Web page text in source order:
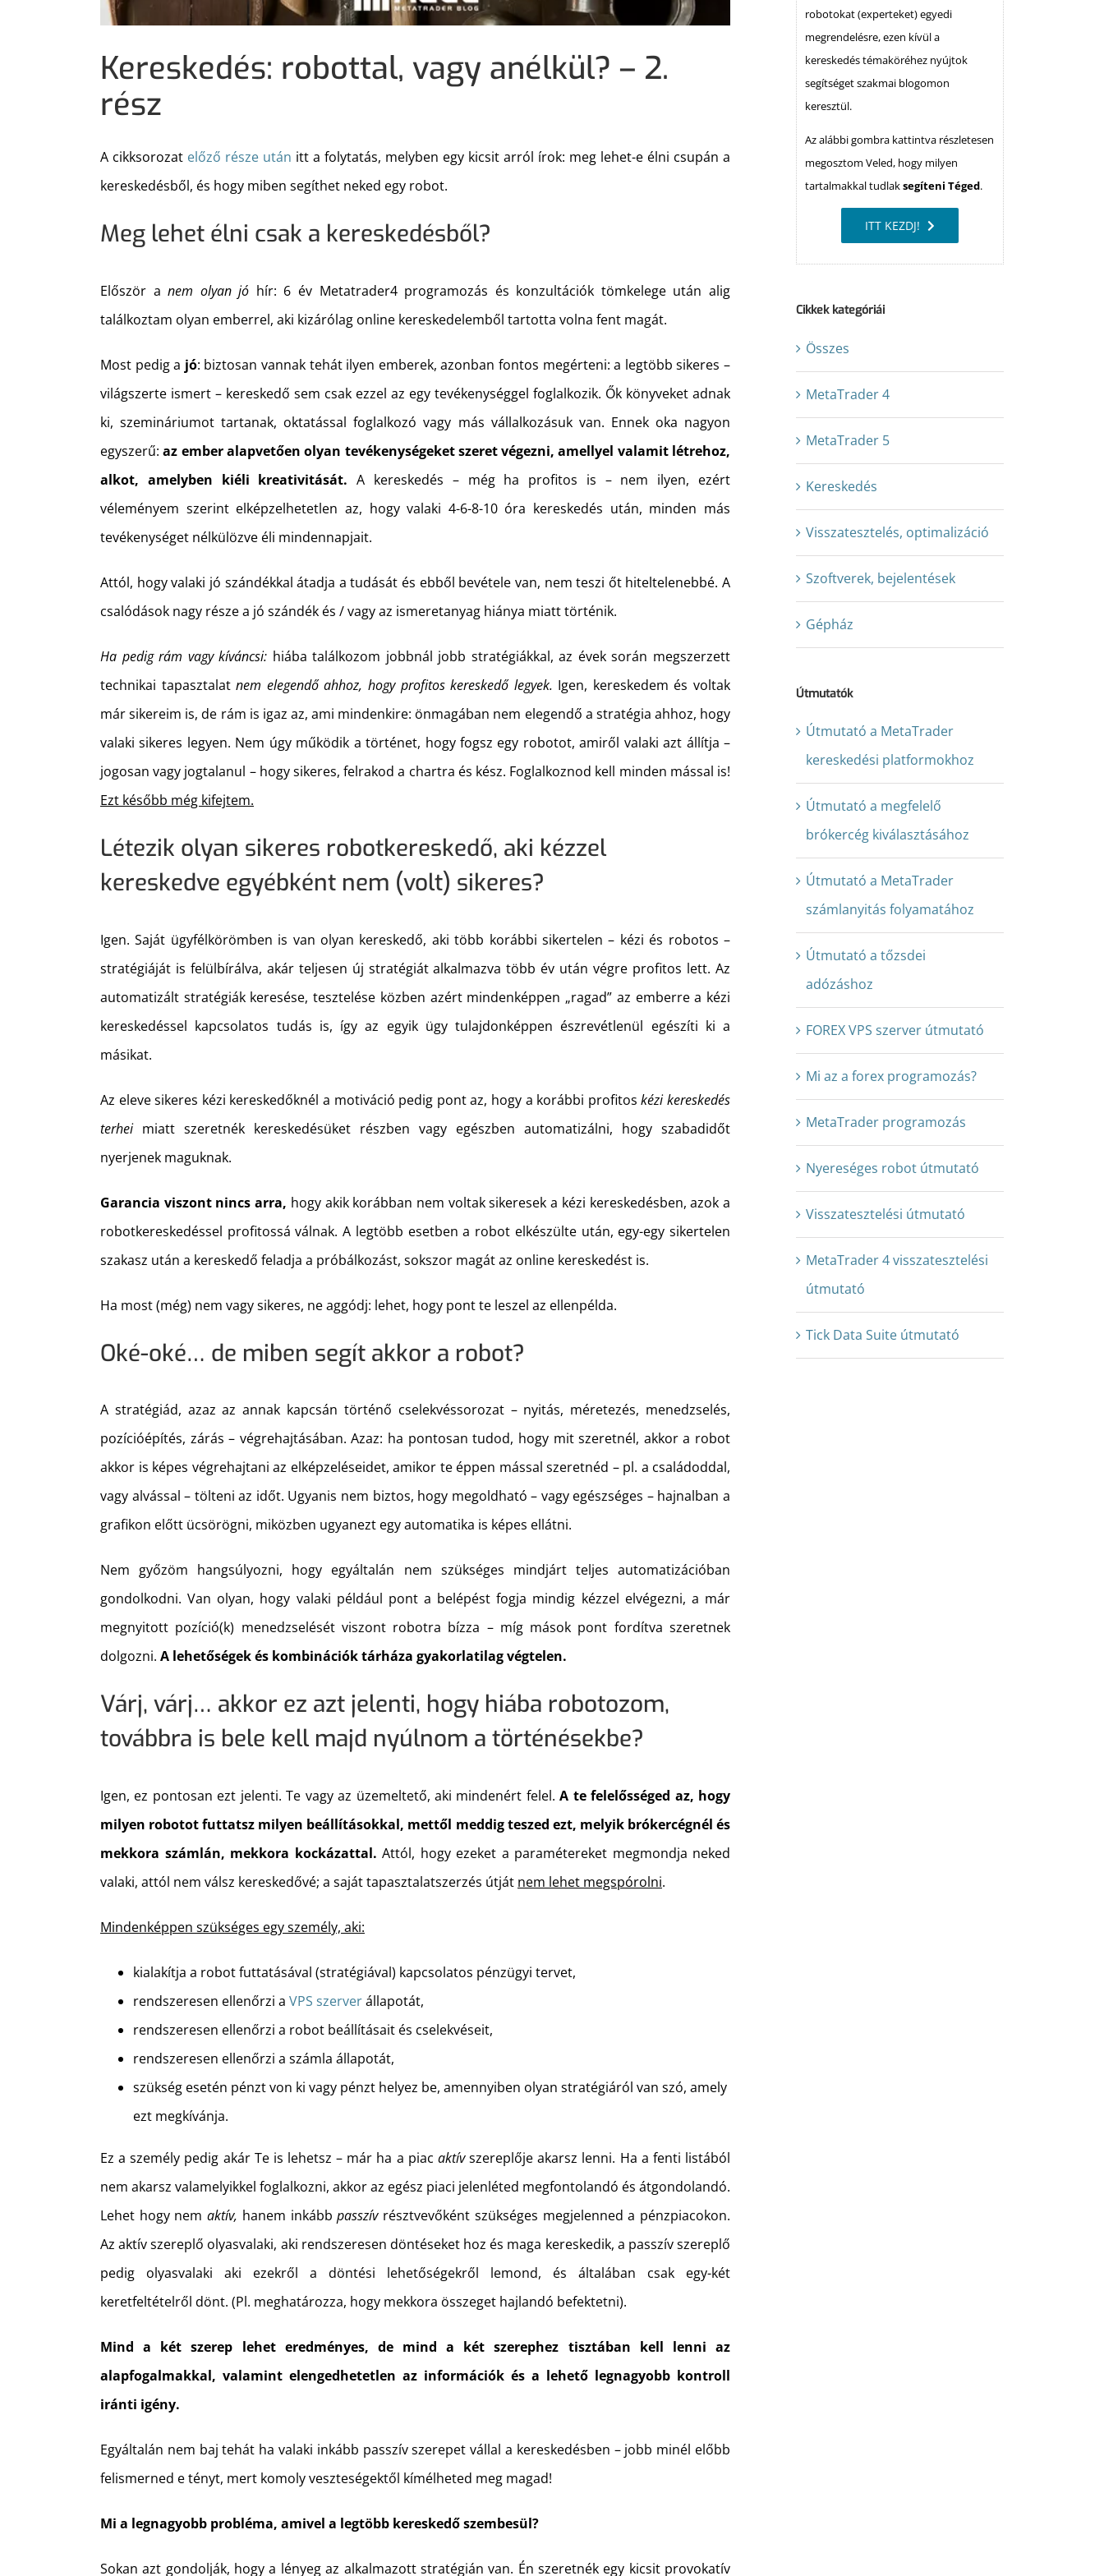
Kereskedés: robottal, vagy anélkül? – 2.
rész
A cikksorozat előző része után itt a folytatás, melyben egy kicsit arról írok: meg lehet-e élni csupán a
kereskedésből, és hogy miben segíthet neked egy robot.
Meg lehet élni csak a kereskedésből?
Először anem olyan jó hír: 6 év Metatrader4 programozás és konzultációk tömkelege után alig
találkoztam olyan emberrel, aki kizárólag online kereskedelemből tartotta volna fent magát.
Most pedig a jó: biztosan vannak tehát ilyen emberek, azonban fontos megérteni: a legtöbb sikeres –
világszerte ismert – kereskedő sem csak ezzel az egy tevékenységgel foglalkozik. Ők könyveket adnak
ki, szemináriumot tartanak, oktatással foglalkozó vagy más vállalkozásuk van. Ennek oka nagyon
egyszerű:az ember alapvetően olyan tevékenységeket szeret végezni, amellyel valamit létrehoz,
alkot, amelyben kiéli kreativitását. A kereskedés – még ha profitos is – nem ilyen, ezért
véleményem szerint elképzelhetetlen az, hogy valaki 4-6-8-10 óra kereskedés után, minden más
tevékenységet nélkülözve éli mindennapjait.
Attól, hogy valaki jó szándékkal átadja a tudását és ebből bevétele van, nem teszi őt hiteltelenebbé. A
csalódások nagy része a jó szándék és / vagy az ismeretanyag hiánya miatt történik.
Ha pedig rám vagy kíváncsi: hiába találkozom jobbnál jobb stratégiákkal, az évek során megszerzett
technikai tapasztalatnem elegendő ahhoz, hogy profitos kereskedő legyek. Igen, kereskedem és voltak
már sikereim is, de rám is igaz az, ami mindenkire: önmagában nem elegendő a stratégia ahhoz, hogy
valaki sikeres legyen. Nem úgy működik a történet, hogy fogsz egy robotot, amiről valaki azt állítja –
jogosan vagy jogtalanul – hogy sikeres, felrakod a chartra és kész. Foglalkoznod kell minden mással is!
Ezt később még kifejtem.
Létezik olyan sikeres robotkereskedő, aki kézzel
kereskedve egyébként nem (volt) sikeres?
Igen. Saját ügyfélkörömben is van olyan kereskedő, aki több korábbi sikertelen – kézi és robotos –
stratégiáját is felülbírálva, akár teljesen új stratégiát alkalmazva több év után végre profitos lett. Az
automatizált stratégiák keresése, tesztelése közben azért mindenképpen „ragad” az emberre a kézi
kereskedéssel kapcsolatos tudás is, így az egyik ügy tulajdonképpen észrevétlenül egészíti ki a
másikat.
Az eleve sikeres kézi kereskedőknél a motiváció pedig pont az, hogy a korábbi profitoskézi kereskedés
terheimiatt szeretnék kereskedésüket részben vagy egészben automatizálni, hogy szabadidőt
nyerjenek maguknak.
Garancia viszont nincs arra, hogy akik korábban nem voltak sikeresek a kézi kereskedésben, azok a
robotkereskedéssel profitossá válnak. A legtöbb esetben a robot elkészülte után, egy-egy sikertelen
szakasz után a kereskedő feladja a próbálkozást, sokszor magát az online kereskedést is.
Ha most (még) nem vagy sikeres, ne aggódj: lehet, hogy pont te leszel az ellenpélda.
Oké-oké… de miben segít akkor a robot?
A stratégiád, azaz az annak kapcsán történő cselekvéssorozat – nyitás, méretezés, menedzselés,
pozícióépítés, zárás – végrehajtásában. Azaz: ha pontosan tudod, hogy mit szeretnél, akkor a robot
akkor is képes végrehajtani az elképzeléseidet, amikor te éppen mással szeretnéd – pl. a családoddal,
vagy alvással – tölteni az időt. Ugyanis nem biztos, hogy megoldható – vagy egészséges – hajnalban a
grafikon előtt ücsörögni, miközben ugyanezt egy automatika is képes ellátni.
Nem győzöm hangsúlyozni, hogy egyáltalán nem szükséges mindjárt teljes automatizációban
gondolkodni. Van olyan, hogy valaki például pont a belépést fogja mindig kézzel elvégezni, a már
megnyitott pozíció(k) menedzselését viszont robotra bízza – míg mások pont fordítva szeretnek
dolgozni. A lehetőségek és kombinációk tárháza gyakorlatilag végtelen.
Várj, várj… akkor ez azt jelenti, hogy hiába robotozom,
továbbra is bele kell majd nyúlnom a történésekbe?
Igen, ez pontosan ezt jelenti. Te vagy az üzemeltető, aki mindenért felel.A te felelősséged az, hogy
milyen robotot futtatsz milyen beállításokkal, mettől meddig teszed ezt, melyik brókercégnél és
mekkora számlán, mekkora kockázattal. Attól, hogy ezeket a paramétereket megmondja neked
valaki, attól nem válsz kereskedővé; a saját tapasztalatszerzés útját nem lehet megspórolni.
Mindenképpen szükséges egy személy, aki:
kialakítja a robot futtatásával (stratégiával) kapcsolatos pénzügyi tervet,
rendszeresen ellenőrzi a VPS szerverállapotát,
rendszeresen ellenőrzi a robot beállításait és cselekvéseit,
rendszeresen ellenőrzi a számla állapotát,
szükség esetén pénzt von ki vagy pénzt helyez be, amennyiben olyan stratégiáról van szó, amely
ezt megkívánja.
Ez a személy pedig akár Te is lehetsz – már ha a piac aktívszereplője akarsz lenni. Ha a fenti listából
nem akarsz valamelyikkel foglalkozni, akkor az egész piaci jelenléted megfontolandó és átgondolandó.
Lehet hogy nemaktív, hanem inkábbpasszívrésztvevőként szükséges megjelenned a pénzpiacokon.
Az aktív szereplő olyasvalaki, aki rendszeresen döntéseket hoz és maga kereskedik, a passzív szereplő
pedig olyasvalaki aki ezekről a döntési lehetőségekről lemond, és általában csak egy-két
keretfeltételről dönt. (Pl. meghatározza, hogy mekkora összeget hajlandó befektetni).
Mind a két szerep lehet eredményes, de mind a két szerephez tisztában kell lenni az
alapfogalmakkal, valamint elengedhetetlen az információk és a lehető legnagyobb kontroll
iránti igény.
Egyáltalán nem baj tehát ha valaki inkább passzív szerepet vállal a kereskedésben – jobb minél előbb
felismerned e tényt, mert komoly veszteségektől kímélheted meg magad!
Mi a legnagyobb probléma, amivel a legtöbb kereskedő szembesül?
Sokan azt gondolják, hogy a lényeg az alkalmazott stratégián van. Én szeretnék egy kicsit provokatív
robotokat (experteket) egyedi
megrendelésre, ezen kívül a
kereskedés témaköréhez nyújtok
segítséget szakmai blogomon
keresztül.
Az alábbi gombra kattintva részletesen
megosztom Veled, hogy milyen
tartalmakkal tudlaksegíteni Téged.
ITT KEZDJ!
Cikkek kategóriái
Összes
MetaTrader 4
MetaTrader 5
Kereskedés
Visszatesztelés, optimalizáció
Szoftverek, bejelentések
Gépház
Útmutatók
Útmutató a MetaTrader
kereskedési platformokhoz
Útmutató a megfelelő
brókercég kiválasztásához
Útmutató a MetaTrader
számlanyitás folyamatához
Útmutató a tőzsdei
adózáshoz
FOREX VPS szerver útmutató
Mi az a forex programozás?
MetaTrader programozás
Nyereséges robot útmutató
Visszatesztelési útmutató
MetaTrader 4 visszatesztelési
útmutató
Tick Data Suite útmutató